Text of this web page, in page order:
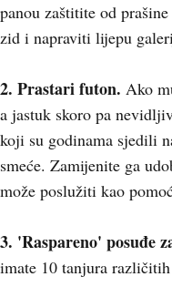
panou zaštitite od
zid i napraviti lijepu
2. Prastari futon. Ako
a jastuk skoro pa
koji su godinama sjedili
smeće. Zamijenite ga
može poslužiti kao
3. 'Raspareno' posuđe
imate 10 tanjura